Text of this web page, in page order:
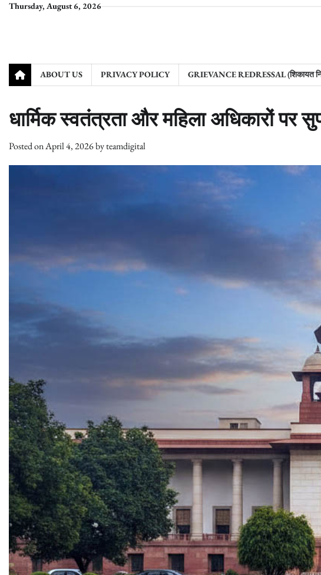
SkipThursday, August 6, 2026
ABOUT US PRIVACY POLICY GRIEVANCE REDRESSAL (शिकायत
धार्मिक स्वतंत्रता और महिला अधिकारों पर
Posted onApril 4, 2026byteamdigital